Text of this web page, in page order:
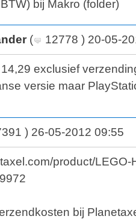
bij Makro (folder)
( 12778 ) 20-05-
exclusief
versie maar
) 26-05-2012 09:55
product/LEGO-
bij